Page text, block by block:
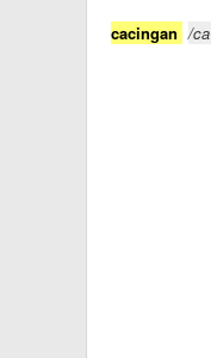
cacingan /